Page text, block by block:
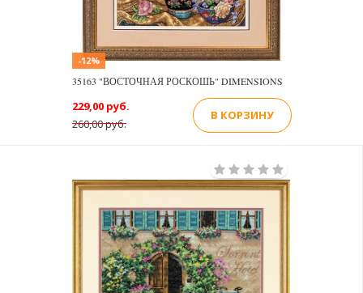
-12%
35163 "ВОСТОЧНАЯ РОСКОШЬ" DIMENSIONS
260,00 руб.
229,00 руб.
В КОРЗИНУ